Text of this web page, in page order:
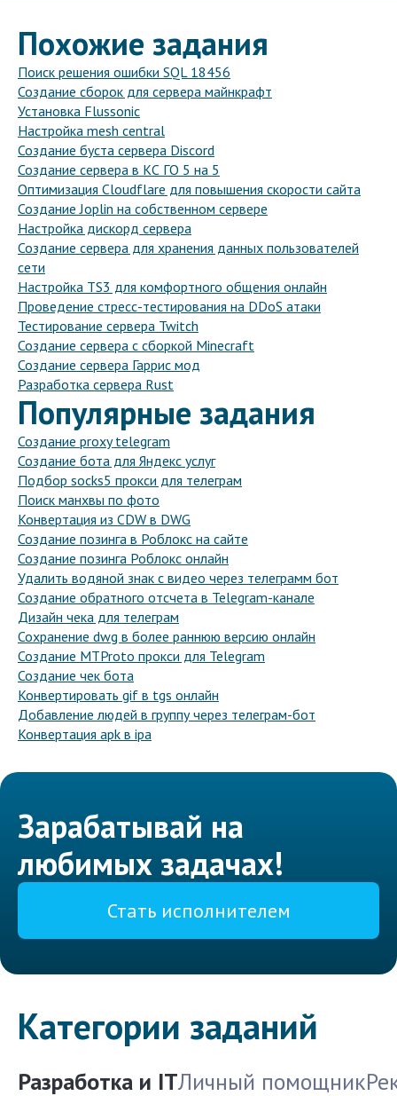
Похожие задания
Поиск решения ошибки SQL 18456
Создание сборок для сервера майнкрафт
Установка Flussonic
Настройка mesh central
Создание буста сервера Discord
Создание сервера в КС ГО 5 на 5
Оптимизация Cloudflare для повышения скорости сайта
Создание Joplin на собственном сервере
Настройка дискорд сервера
Создание сервера для хранения данных пользователей
сети
Настройка TS3 для комфортного общения онлайн
Проведение стресс-тестирования на DDoS атаки
Тестирование сервера Twitch
Создание сервера с сборкой Minecraft
Создание сервера Гаррис мод
Разработка сервера Rust
Популярные задания
Создание proxy telegram
Создание бота для Яндекс услуг
Подбор socks5 прокси для телеграм
Поиск манхвы по фото
Конвертация из CDW в DWG
Создание позинга в Роблокс на сайте
Создание позинга Роблокс онлайн
Удалить водяной знак с видео через телеграмм бот
Создание обратного отсчета в Telegram-канале
Дизайн чека для телеграм
Сохранение dwg в более раннюю версию онлайн
Создание MTProto прокси для Telegram
Создание чек бота
Конвертировать gif в tgs онлайн
Добавление людей в группу через телеграм-бот
Конвертация apk в ipa
Зарабатывай на
любимых задачах!
Стать исполнителем
Категории заданий
Разработка и ITЛичный помощник